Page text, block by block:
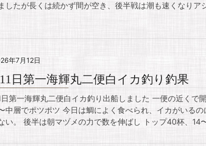
したが長くは続かず間が空き、後半戦は潮も速くなりア
年7月12日
日第一海輝丸二便白イカ釣り釣果
日第一海輝丸二便白イカ釣り出船しました 一便の近くで
中層でポツポツ 今日は鯛によく食べられ、イカがいるの
い。 後半は朝マヅメの力で数を伸ばし トップ40杯、14